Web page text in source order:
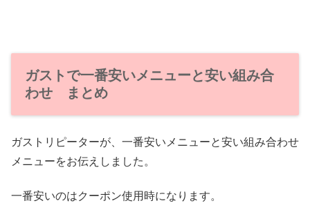
ガストで一番安いメニューと安い組み合
わせ まとめ
ガストリピーターが、一番安いメニューと安い組み合わせ
メニューをお伝えしました。
一番安いのはクーポン使用時になります。